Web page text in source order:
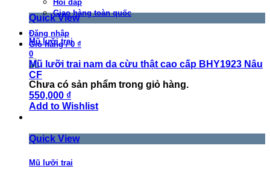
Hỏi đáp
Giao hàng toàn quốc
Đăng nhập
Giỏ hàng /0 ₫
0
Chưa có sản phẩm trong giỏ hàng.
Quick View
Mũ lưỡi trai
Mũ lưỡi trai nam da cừu thật cao cấp BHY1923 Nâu
CF
550,000 ₫
Add to Wishlist
Quick View
Mũ lưỡi trai